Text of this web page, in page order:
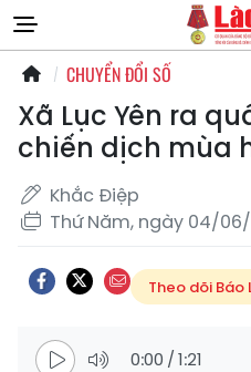
CHUYỂN ĐỔI SỐ
Xã Lục Yên ra
chiến dịch mùa
Khắc Điệp
Thứ Năm, ngày 04/
Theo dõi Báo
0:00 /1:21